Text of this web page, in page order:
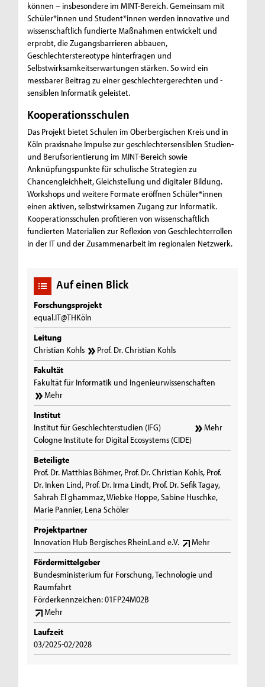
können – insbesondere im MINT-Bereich. Gemeinsam mit
Schüler*innen und Student*innen werden innovative und
wissenschaftlich fundierte Maßnahmen entwickelt und
erprobt, die Zugangsbarrieren abbauen,
Geschlechterstereotype hinterfragen und
Selbstwirksamkeitserwartungen stärken. So wird ein
messbarer Beitrag zu einer geschlechtergerechten und -
sensiblen Informatik geleistet.
Kooperationsschulen
Das Projekt bietet Schulen im Oberbergischen Kreis und in
Köln praxisnahe Impulse zur geschlechtersensiblen Studien-
und Berufsorientierung im MINT-Bereich sowie
Anknüpfungspunkte für schulische Strategien zu
Chancengleichheit, Gleichstellung und digitaler Bildung.
Workshops und weitere Formate eröffnen Schüler*innen
einen aktiven, selbstwirksamen Zugang zur Informatik.
Kooperationsschulen profitieren von wissenschaftlich
fundierten Materialien zur Reflexion von Geschlechterrollen
in der IT und der Zusammenarbeit im regionalen Netzwerk.
Auf einen Blick
Forschungsprojekt
equal.IT@THKöln
Leitung
Christian Kohls
Prof. Dr. Christian Kohls
Fakultät
Fakultät für Informatik und Ingenieurwissenschaften
Mehr
Institut
Institut für Geschlechterstudien (IFG)
Cologne Institute for Digital Ecosystems (CIDE)
Mehr
Beteiligte
Prof. Dr. Matthias Böhmer, Prof. Dr. Christian Kohls, Prof.
Dr. Inken Lind, Prof. Dr. Irma Lindt, Prof. Dr. Sefik Tagay,
Sahrah El ghammaz, Wiebke Hoppe, Sabine Huschke,
Marie Pannier, Lena Schöler
Projektpartner
Innovation Hub Bergisches RheinLand e.V.
Mehr
Fördermittelgeber
Bundesministerium für Forschung, Technologie und
Raumfahrt
Förderkennzeichen: 01FP24M02B
Mehr
Laufzeit
03/2025-02/2028